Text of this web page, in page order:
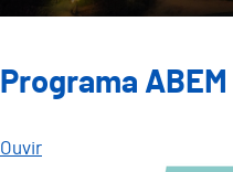
Programa ABEM
Ouvir